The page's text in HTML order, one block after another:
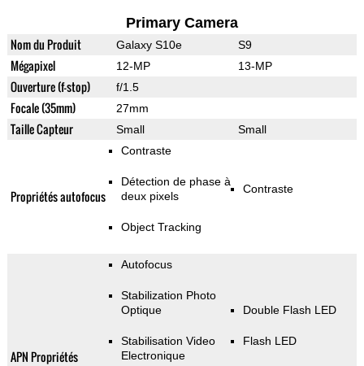
Primary Camera
Nom du Produit Galaxy S10e S9
Mégapixel 12-MP 13-MP
Ouverture (f-stop) f/1.5
Focale (35mm) 27mm
Taille Capteur Small Small
Propriétés autofocus
Contraste
Détection de phase à
deux pixels
Object Tracking
Contraste
APN Propriétés
Autofocus
Stabilization Photo
Optique
Stabilisation Video
Electronique
Double Flash LED
Flash LED